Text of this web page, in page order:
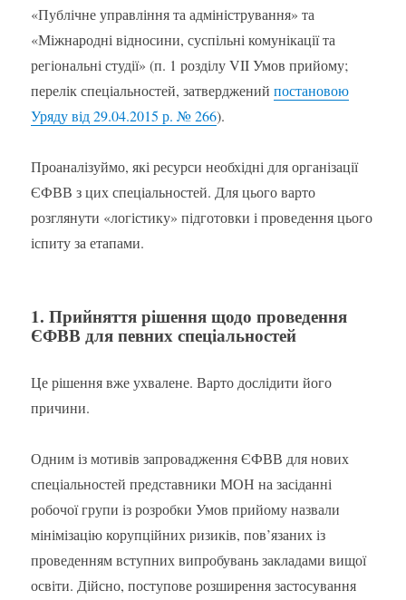
«Публічне управління та адміністрування» та
«Міжнародні відносини, суспільні комунікації та
регіональні студії» (п. 1 розділу VII Умов прийому;
перелік спеціальностей, затвердженийпостановою
Уряду від 29.04.2015 р. № 266).
Проаналізуймо, які ресурси необхідні для організації
ЄФВВ з цих спеціальностей. Для цього варто
розглянути «логістику» підготовки і проведення цього
іспиту за етапами.
1. Прийняття рішення щодо проведення
ЄФВВ для певних спеціальностей
Це рішення вже ухвалене. Варто дослідити його
причини.
Одним із мотивів запровадження ЄФВВ для нових
спеціальностей представники МОН на засіданні
робочої групи із розробки Умов прийому назвали
мінімізацію корупційних ризиків, пов’язаних із
проведенням вступних випробувань закладами вищої
освіти. Дійсно, поступове розширення застосування